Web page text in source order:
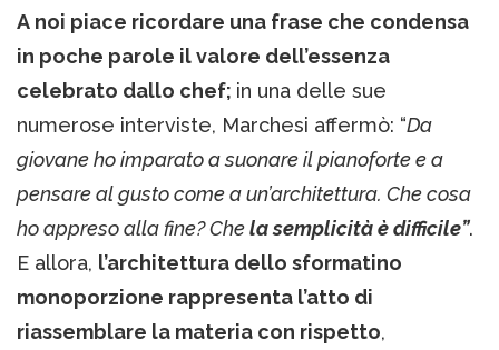
A noi piace ricordare una frase che condensa
in poche parole il valore dell’essenza
celebrato dallo chef; in una delle sue
numerose interviste, Marchesi affermò: “Da
giovane ho imparato a suonare il pianoforte e a
pensare al gusto come a un’architettura. Che cosa
ho appreso alla fine? Chela semplicità è difficile”.
E allora, l’architettura dello sformatino
monoporzione rappresenta l’atto di
riassemblare la materia con rispetto,